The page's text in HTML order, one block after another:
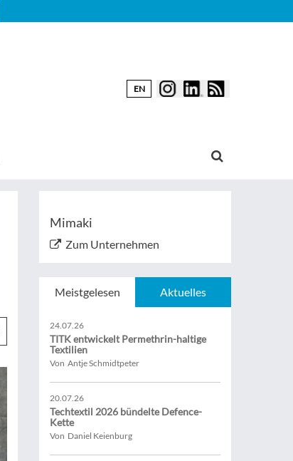
EN
Mimaki
Zum Unternehmen
Meistgelesen Aktuelles
24.07.26
TITK entwickelt Permethrin-haltige
Textilien
Von Antje Schmidtpeter
20.07.26
Techtextil 2026 bündelte Defence-
Kette
Von Daniel Keienburg